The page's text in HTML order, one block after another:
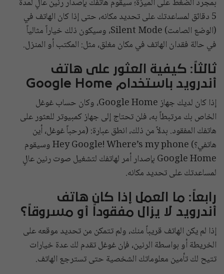
بمجرد الضغط على الميزة؛ سيقوم هاتفك بإصدار رنين عالٍ لمدة
5 دقائق لمساعدتك على تحديد مكانه، حتى إذا كان الهاتف في
(الوضع الصامت) Silent Mode، وسيكون ذلك خياراً مثالياً
في حالة فقدان الهاتف في مكان مغلق، مثل: المكتب أو المنزل.
ثالثاً: كيفية العثور على هاتف
أندرويد باستخدام Google Home
إذا كان لديك جهاز Google Home، وكان حساب غوغل
الخاص بك مرتبطاً به، فلن تحتاج إلى جهاز كمبيوتر للعثور على
هاتفك المفقود. بدلاً من ذلك، انطق عبارة: (مرحباً غوغل، أين
هاتفي؟) Hey Google! Where’s my phone وسيقوم
Google Home بإصدار أمر لهاتفك لتشغيل صوت رنين عالٍ
لمساعدتك على تحديد مكانه.
رابعاً: ما العمل إذا كان هاتف
أندرويد لا يزال مفقوداً أو مسروقاً؟
إذا لم يكن الهاتف قريباً منك، ولم تتمكن من تحديد موقعه على
الخريطة أو بواسطة الرنين، فإن غوغل تقدم لك عدة خيارات
تتيح لك تأمين معلوماتك الشخصية حتى تسترجع الهاتف.